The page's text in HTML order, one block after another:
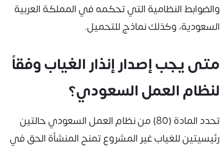
والضوابط النظامية التي تحكمه في المملكة العربية
السعودية، وكذلك نماذج للتحميل.
متى يجب إصدار إنذار الغياب وفقاً
لنظام العمل السعودي؟
تحدد المادة (80) من نظام العمل السعودي حالتين
رئيسيتين للغياب غير المشروع تمنح المنشأة الحق في